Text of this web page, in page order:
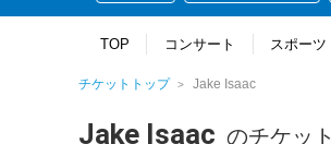
TOP コンサート スポーツ
チケットトップ Jake Isaac
Jake Isaac のチケット